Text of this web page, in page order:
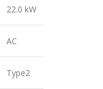
22.0 kW
AC
Type2